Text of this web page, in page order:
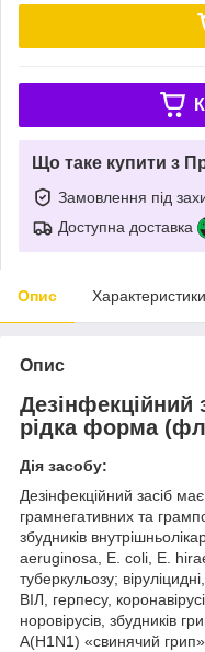
Що таке купити з
Замовлення під
Доступна доставка
Опис Характеристики
Опис
Дезінфекційний
рідка форма
Дія засобу:
Дезінфекційний засіб
грамнегативних та
збудників
aeruginosa, E. coli, E.
туберкульозу;
ВІЛ, герпесу,
норовірусів, збудників
A(H1N1) «свинячий